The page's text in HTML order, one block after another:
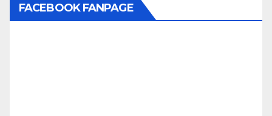
FACEBOOK FANPAGE